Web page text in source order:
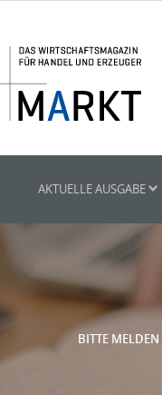
AKTUELLE AUSGABE
BITTE